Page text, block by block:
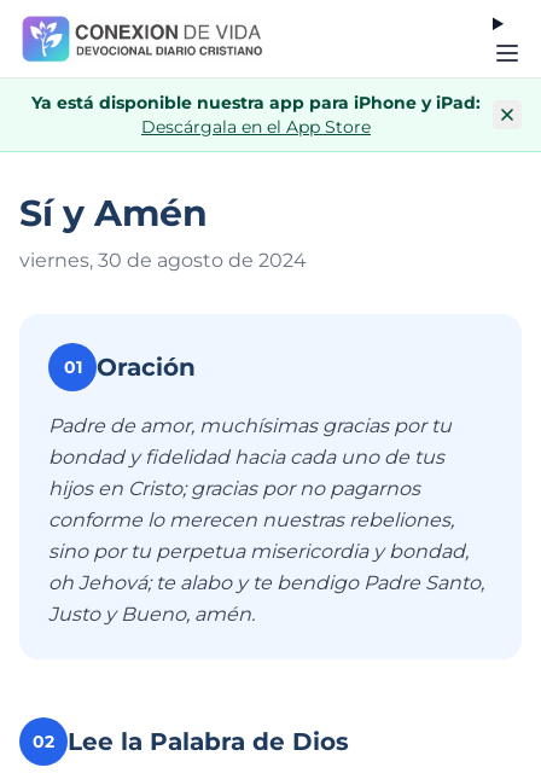
Ya está disponible nuestra app para iPhone y iPad:
Descárgala en el App Store
Sí y Amén
viernes, 30 de agosto de 2024
01 Oración
Padre de amor, muchísimas gracias por tu
bondad y fidelidad hacia cada uno de tus
hijos en Cristo; gracias por no pagarnos
conforme lo merecen nuestras rebeliones,
sino por tu perpetua misericordia y bondad,
oh Jehová; te alabo y te bendigo Padre Santo,
Justo y Bueno, amén.
02 Lee la Palabra de Dios